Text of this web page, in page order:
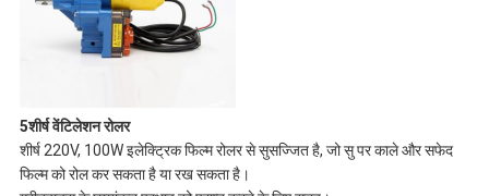
5शीर्ष वेंटिलेशन रोलर
शीर्ष 220V, 100W इलेक्ट्रिक फिल्म रोलर से सुसज्जित है, जो सु पर काले और सफेद
फिल्म को रोल कर सकता है या रख सकता है।